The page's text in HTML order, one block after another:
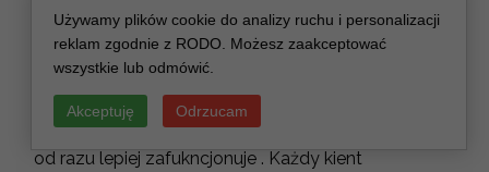
Robione Czekoladki bez wyrzutów sumienia
przecież są święta! dltego też nasze prezenty
firmowe z logo zawierają Ręcznie Robione Pralinki
na poprawę humoru i zacieśnienie relacji . Każdy
biznes wspomagany Miód naturalny z pomarańczą
od razu lepiej zafukncjonuje . Każdy kient
Używamy plików cookie do analizy ruchu i personalizacji
reklam zgodnie z RODO. Możesz zaakceptować
wszystkie lub odmówić.
Akceptuję Odrzucam